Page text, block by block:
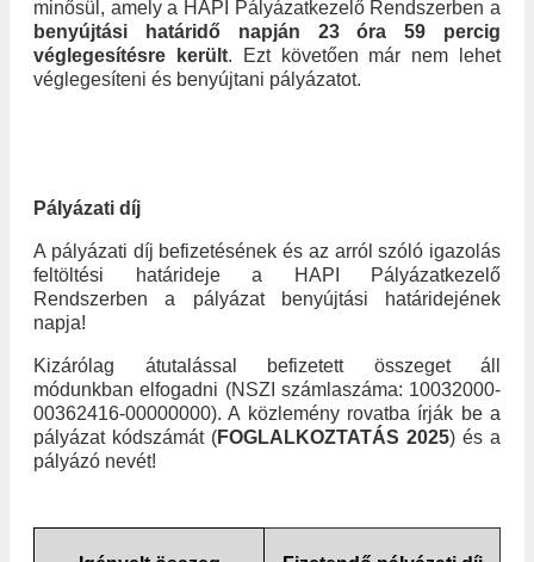
minősül, amely a HAPI Pályázatkezelő Rendszerben a
benyújtási határidő napján 23 óra 59 percig
véglegesítésre került. Ezt követően már nem lehet
véglegesíteni és benyújtani pályázatot.
Pályázati díj
A pályázati díj befizetésének és az arról szóló igazolás
feltöltési határideje a HAPI Pályázatkezelő
Rendszerben a pályázat benyújtási határidejének
napja!
Kizárólag átutalással befizetett összeget áll
módunkban elfogadni (NSZI számlaszáma: 10032000-
00362416-00000000). A közlemény rovatba írják be a
pályázat kódszámát (FOGLALKOZTATÁS 2025) és a
pályázó nevét!